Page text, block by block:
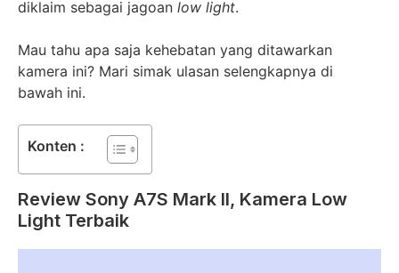
diklaim sebagai jagoan low light.
Mau tahu apa saja kehebatan yang ditawarkan
kamera ini? Mari simak ulasan selengkapnya di
bawah ini.
Konten :
Review Sony A7S Mark II, Kamera Low
Light Terbaik